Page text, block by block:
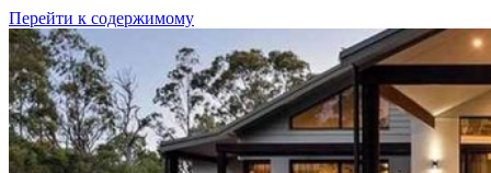
Перейти к содержимому